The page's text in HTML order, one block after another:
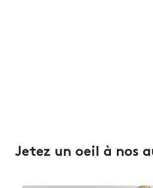
Jetez un oeil à nos